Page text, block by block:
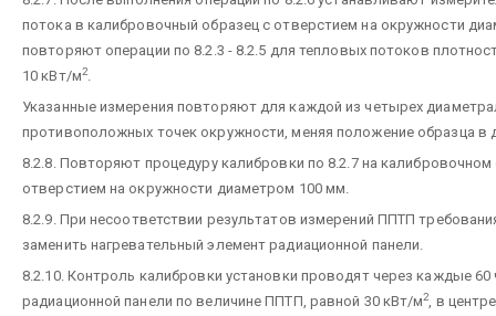
потока в калибровочный образец с отверстием на окружности
повторяют операции по 8.2.3 - 8.2.5 для тепловых потоков
10 кВт/м2.
Указанные измерения повторяют для каждой из четырех
противоположных точек окружности, меняя положение образца в
8.2.8. Повторяют процедуру калибровки по 8.2.7 на калибровочном
отверстием на окружности диаметром 100 мм.
8.2.9. При несоответствии результатов измерений ППТП
заменить нагревательный элемент радиационной панели.
8.2.10. Контроль калибровки установки проводят через каждые
радиационной панели по величине ППТП, равной 30 кВт/м2, в